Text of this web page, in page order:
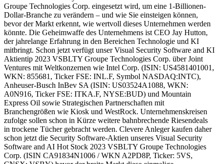
Groupe Technologies Corp. eingesetzt wird, um eine 1-Billionen-
Dollar-Branche zu verändern – und wie Sie einsteigen können,
bevor der Markt erkennt, wie wertvoll dieses Unternehmen werden
könnte. Die Geheimwaffe des Unternehmens ist CEO Jay Hutton,
der jahrelange Erfahrung in den Bereichen Technologie und KI
mitbringt. Schon jetzt verfügt unser Visual Security Software and KI
Aktientip 2023 VSBLTY Groupe Technologies Corp. über Joint
Ventures mit Weltkonzernen wie Intel Corp. (ISIN: US4581401001,
WKN: 855681, Ticker FSE: INL.F, Symbol NASDAQ:INTC),
Anheuser-Busch InBev SA (ISIN: US03524A1088, WKN:
A0N916, Ticker FSE: ITKA.F, NYSE:BUD) und Mountain
Express Oil sowie Strategischen Partnerschaften mit
Branchengrößen wie Kiosk und WestRock. Unternehmenskreisen
zufolge sollen schon in Kürze weitere bahnbrechende Riesendeals
in trockene Tücher gebracht werden. Clevere Anleger kaufen daher
schon jetzt die Security Software-Aktien unseres Visual Security
Software and AI Hot Stock 2023 VSBLTY Groupe Technologies
Corp. (ISIN CA91834N1006 / WKN A2PD8P, Ticker: 5VS,